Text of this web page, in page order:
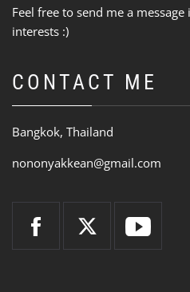
Feel free to send me a
interests :)
CONTACT ME
Bangkok, Thailand
nononyakkean@gmail.com